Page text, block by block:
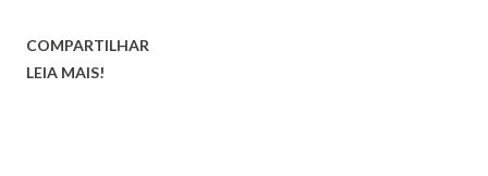
COMPARTILHAR
LEIA MAIS!